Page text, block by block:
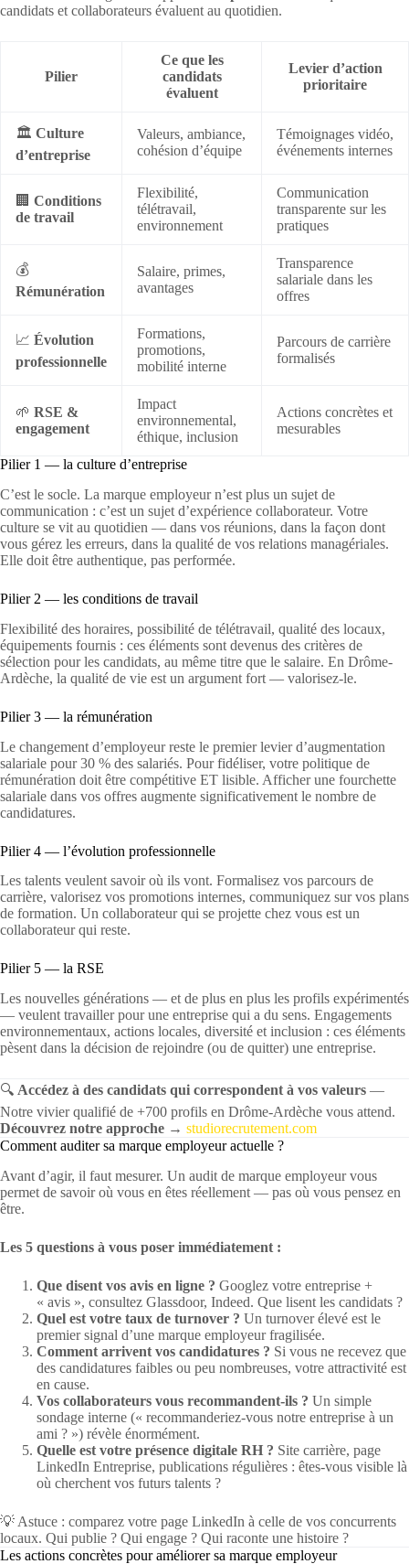
candidats et collaborateurs évaluent au quotidien.
Pilier
Ce que les
candidats
évaluent
Levier d’action
prioritaire
🏛️ Culture
d’entreprise
Valeurs, ambiance,
cohésion d’équipe
Témoignages vidéo,
événements internes
🏢 Conditions
de travail
Flexibilité,
télétravail,
environnement
Communication
transparente sur les
pratiques
💰
Rémunération
Salaire, primes,
avantages
Transparence
salariale dans les
offres
📈 Évolution
professionnelle
Formations,
promotions,
mobilité interne
Parcours de carrière
formalisés
🌱 RSE &
engagement
Impact
environnemental,
éthique, inclusion
Actions concrètes et
mesurables
Pilier 1 — la culture d’entreprise
C’est le socle. La marque employeur n’est plus un sujet de
communication : c’est un sujet d’expérience collaborateur. Votre
culture se vit au quotidien — dans vos réunions, dans la façon dont
vous gérez les erreurs, dans la qualité de vos relations managériales.
Elle doit être authentique, pas performée.
Pilier 2 — les conditions de travail
Flexibilité des horaires, possibilité de télétravail, qualité des locaux,
équipements fournis : ces éléments sont devenus des critères de
sélection pour les candidats, au même titre que le salaire. En Drôme-
Ardèche, la qualité de vie est un argument fort — valorisez-le.
Pilier 3 — la rémunération
Le changement d’employeur reste le premier levier d’augmentation
salariale pour 30 % des salariés. Pour fidéliser, votre politique de
rémunération doit être compétitive ET lisible. Afficher une fourchette
salariale dans vos offres augmente significativement le nombre de
candidatures.
Pilier 4 — l’évolution professionnelle
Les talents veulent savoir où ils vont. Formalisez vos parcours de
carrière, valorisez vos promotions internes, communiquez sur vos plans
de formation. Un collaborateur qui se projette chez vous est un
collaborateur qui reste.
Pilier 5 — la RSE
Les nouvelles générations — et de plus en plus les profils expérimentés
— veulent travailler pour une entreprise qui a du sens. Engagements
environnementaux, actions locales, diversité et inclusion : ces éléments
pèsent dans la décision de rejoindre (ou de quitter) une entreprise.
🔍 Accédez à des candidats qui correspondent à vos valeurs —
Notre vivier qualifié de +700 profils en Drôme-Ardèche vous attend.
Découvrez notre approche → studiorecrutement.com
Comment auditer sa marque employeur actuelle ?
Avant d’agir, il faut mesurer. Un audit de marque employeur vous
permet de savoir où vous en êtes réellement — pas où vous pensez en
être.
Les 5 questions à vous poser immédiatement :
Que disent vos avis en ligne ? Googlez votre entreprise +
« avis », consultez Glassdoor, Indeed. Que lisent les candidats ?
Quel est votre taux de turnover ? Un turnover élevé est le
premier signal d’une marque employeur fragilisée.
Comment arrivent vos candidatures ? Si vous ne recevez que
des candidatures faibles ou peu nombreuses, votre attractivité est
en cause.
Vos collaborateurs vous recommandent-ils ? Un simple
sondage interne (« recommanderiez-vous notre entreprise à un
ami ? ») révèle énormément.
Quelle est votre présence digitale RH ? Site carrière, page
LinkedIn Entreprise, publications régulières : êtes-vous visible là
où cherchent vos futurs talents ?
💡 Astuce : comparez votre page LinkedIn à celle de vos concurrents
locaux. Qui publie ? Qui engage ? Qui raconte une histoire ?
Les actions concrètes pour améliorer sa marque employeur